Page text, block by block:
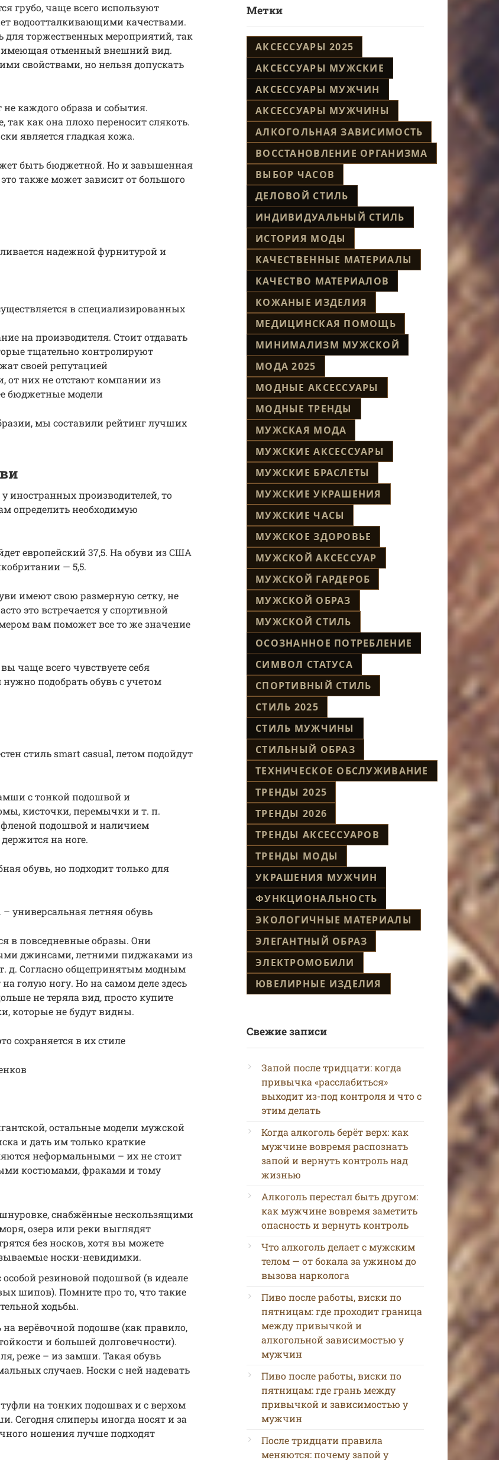
грубо, чаще всего используют
водоотталкивающими качествами.
для торжественных мероприятий, так
имеющая отменный внешний вид.
свойствами, но нельзя допускать
каждого образа и события.
как она плохо переносит слякоть.
является гладкая кожа.
быть бюджетной. Но и завышенная
также может зависит от большого
надежной фурнитурой и
в специализированных
на производителя. Стоит отдавать
тщательно контролируют
своей репутацией
них не отстают компании из
бюджетные модели
мы составили рейтинг лучших
иностранных производителей, то
определить необходимую
европейский 37,5. На обуви из США
— 5,5.
имеют свою размерную сетку, не
это встречается у спортивной
вам поможет все то же значение
чаще всего чувствуете себя
подобрать обувь с учетом
стиль smart casual, летом подойдут
с тонкой подошвой и
кисточки, перемычки и т. п.
подошвой и наличием
на ноге.
обувь, но подходит только для
универсальная летняя обувь
в повседневные образы. Они
джинсами, летними пиджаками из
д. Согласно общепринятым модным
голую ногу. Но на самом деле здесь
не теряла вид, просто купите
которые не будут видны.
сохраняется в их стиле
остальные модели мужской
и дать им только краткие
неформальными – их не стоит
костюмами, фраками и тому
снабжённые нескользящими
озера или реки выглядят
без носков, хотя вы можете
носки-невидимки.
резиновой подошвой (в идеале
шипов). Помните про то, что такие
ходьбы.
верёвочной подошве (как правило,
и большей долговечности).
реже – из замши. Такая обувь
случаев. Носки с ней надевать
на тонких подошвах и с верхом
Сегодня слиперы иногда носят и за
ношения лучше подходят
Метки
АКСЕССУАРЫ 2025
АКСЕССУАРЫ МУЖСКИЕ
АКСЕССУАРЫ МУЖЧИН
АКСЕССУАРЫ МУЖЧИНЫ
АЛКОГОЛЬНАЯ ЗАВИСИМОСТЬ
ВОССТАНОВЛЕНИЕ ОРГАНИЗМА
ВЫБОР ЧАСОВ
ДЕЛОВОЙ СТИЛЬ
ИНДИВИДУАЛЬНЫЙ СТИЛЬ
ИСТОРИЯ МОДЫ
КАЧЕСТВЕННЫЕ МАТЕРИАЛЫ
КАЧЕСТВО МАТЕРИАЛОВ
КОЖАНЫЕ ИЗДЕЛИЯ
МЕДИЦИНСКАЯ ПОМОЩЬ
МИНИМАЛИЗМ МУЖСКОЙ
МОДА 2025
МОДНЫЕ АКСЕССУАРЫ
МОДНЫЕ ТРЕНДЫ
МУЖСКАЯ МОДА
МУЖСКИЕ АКСЕССУАРЫ
МУЖСКИЕ БРАСЛЕТЫ
МУЖСКИЕ УКРАШЕНИЯ
МУЖСКИЕ ЧАСЫ
МУЖСКОЕ ЗДОРОВЬЕ
МУЖСКОЙ АКСЕССУАР
МУЖСКОЙ ГАРДЕРОБ
МУЖСКОЙ ОБРАЗ
МУЖСКОЙ СТИЛЬ
ОСОЗНАННОЕ ПОТРЕБЛЕНИЕ
СИМВОЛ СТАТУСА
СПОРТИВНЫЙ СТИЛЬ
СТИЛЬ 2025
СТИЛЬ МУЖЧИНЫ
СТИЛЬНЫЙ ОБРАЗ
ТЕХНИЧЕСКОЕ ОБСЛУЖИВАНИЕ
ТРЕНДЫ 2025
ТРЕНДЫ 2026
ТРЕНДЫ АКСЕССУАРОВ
ТРЕНДЫ МОДЫ
УКРАШЕНИЯ МУЖЧИН
ФУНКЦИОНАЛЬНОСТЬ
ЭКОЛОГИЧНЫЕ МАТЕРИАЛЫ
ЭЛЕГАНТНЫЙ ОБРАЗ
ЭЛЕКТРОМОБИЛИ
ЮВЕЛИРНЫЕ ИЗДЕЛИЯ
Свежие записи
Запой после тридцати: когда
привычка «расслабиться»
выходит из-под контроля и что с
этим делать
Когда алкоголь берёт верх: как
мужчине вовремя распознать
запой и вернуть контроль над
жизнью
Алкоголь перестал быть другом:
как мужчине вовремя заметить
опасность и вернуть контроль
Что алкоголь делает с мужским
телом — от бокала за ужином до
вызова нарколога
Пиво после работы, виски по
пятницам: где проходит граница
между привычкой и
алкогольной зависимостью у
мужчин
Пиво после работы, виски по
пятницам: где грань между
привычкой и зависимостью у
мужчин
После тридцати правила
меняются: почему запой у